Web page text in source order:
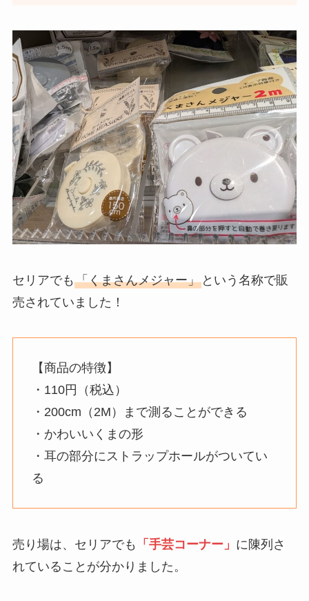
セリアでも 「くまさんメジャー」という名称で販
売されていました！
【商品の特徴】
・110円（税込）
・200cm（2M）まで測ることができる
・かわいいくまの形
・耳の部分にストラップホールがついてい
る
売り場は、セリアでも 「手芸コーナー」 に陳列さ
れていることが分かりました。